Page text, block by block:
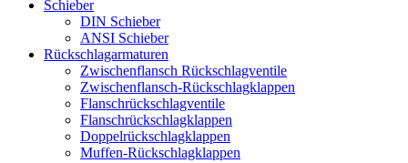
Schieber
DIN Schieber
ANSI Schieber
Rückschlag­armaturen
Zwischenflansch Rückschlagventile
Zwischenflansch-Rückschlagklappen
Flanschrückschlagventile
Flanschrückschlagklappen
Doppelrückschlagklappen
Muffen-Rückschlagklappen